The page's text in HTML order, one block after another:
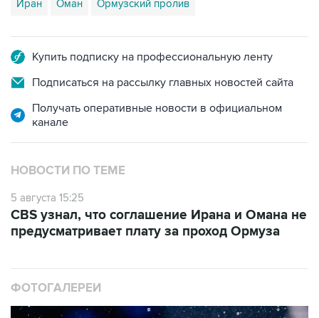
Иран Оман Ормузский пролив
Купить подписку на профессиональную ленту
Подписаться на рассылку главных новостей сайта
Получать оперативные новости в официальном
канале
НОВОСТИ ПО ТЕМЕ
5 августа 15:25
CBS узнал, что соглашение Ирана и Омана не
предусматривает плату за проход Ормуза
ФОТОГАЛЕРЕИ